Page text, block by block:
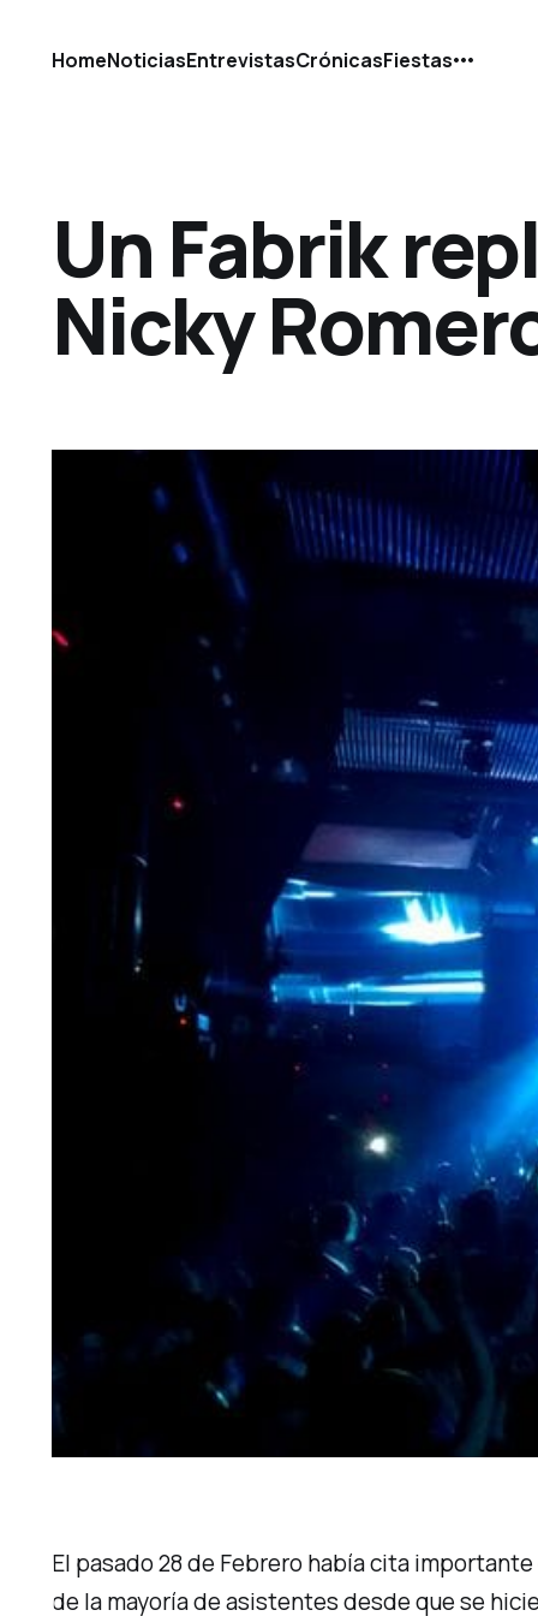
HomeNoticiasEntrevistasCrónicasFiestas
Un Fabrik
Nicky
El pasado 28 de Febrero había cita importante
de la mayoría de asistentes desde que se